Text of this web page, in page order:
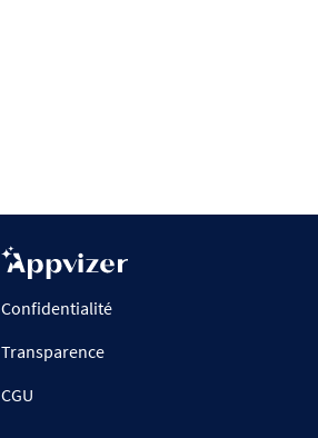
Confidentialité
Transparence
CGU